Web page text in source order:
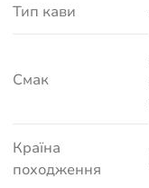
Тип кави
Смак
Країна
походження